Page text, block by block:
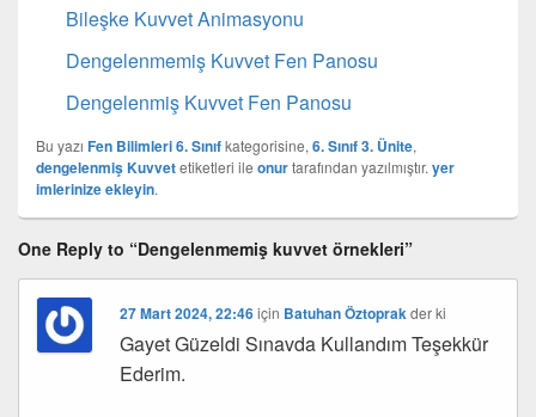
Bileşke Kuvvet Animasyonu
Dengelenmemiş Kuvvet Fen Panosu
Dengelenmiş Kuvvet Fen Panosu
Bu yazı Fen Bilimleri 6. Sınıfkategorisine, 6. Sınıf 3. Ünite,
dengelenmiş Kuvvetetiketleri ile onurtarafından yazılmıştır. yer
imlerinize ekleyin.
One Reply to “Dengelenmemiş kuvvet örnekleri”
27 Mart 2024, 22:46için Batuhan Öztoprak der ki
Gayet Güzeldi Sınavda Kullandım Teşekkür
Ederim.